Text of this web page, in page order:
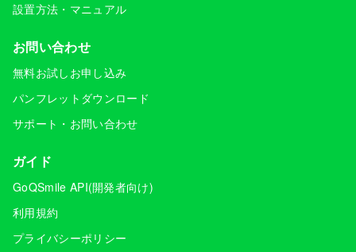
設置方法・マニュアル
お問い合わせ
無料お試しお申し込み
パンフレットダウンロード
サポート・お問い合わせ
ガイド
GoQSmile API(開発者向け)
利用規約
プライバシーポリシー